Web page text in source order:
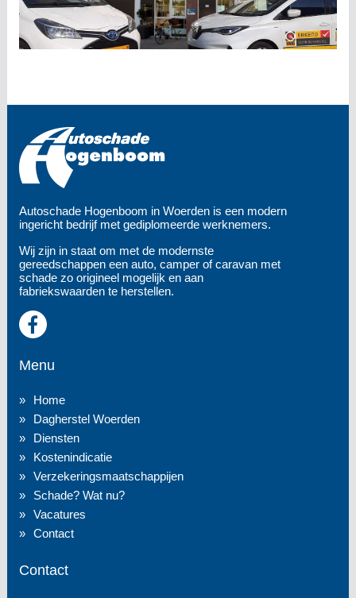
Autoschade Hogenboom in Woerden is een modern
ingericht bedrijf met gediplomeerde werknemers.
Wij zijn in staat om met de modernste
gereedschappen een auto, camper of caravan met
schade zo origineel mogelijk en aan
fabriekswaarden te herstellen.
Menu
Home
Dagherstel Woerden
Diensten
Kostenindicatie
Verzekeringsmaatschappijen
Schade? Wat nu?
Vacatures
Contact
Contact